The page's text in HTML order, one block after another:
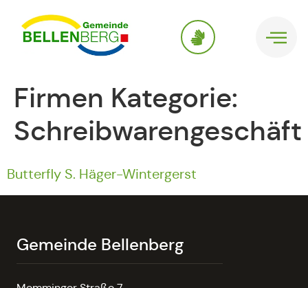
springen
Firmen Kategorie:
Schreibwarengeschäft
Butterfly S. Häger-Wintergerst
Gemeinde Bellenberg